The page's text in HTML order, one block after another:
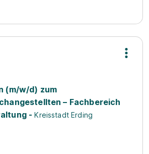
(m/w/d) zum
– Fachbereich
- Kreisstadt Erding